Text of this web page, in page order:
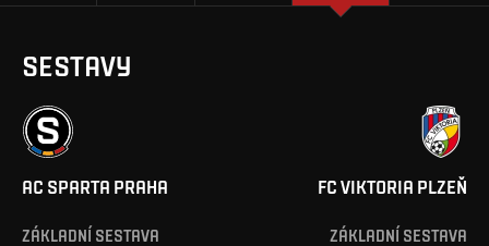
SESTAVY
AC SPARTA PRAHA
ZÁKLADNÍ SESTAVA
FC VIKTORIA PLZEŇ
ZÁKLADNÍ SESTAVA